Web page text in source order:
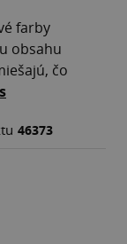
farby
obsahu
čo
46373